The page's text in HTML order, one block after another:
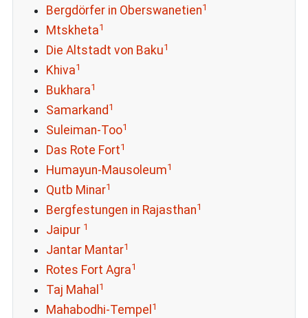
Bergdörfer in Oberswanetien1
Mtskheta1
Die Altstadt von Baku1
Khiva1
Bukhara1
Samarkand 1
Suleiman-Too1
Das Rote Fort1
Humayun-Mausoleum1
Qutb Minar1
Bergfestungen in Rajasthan1
Jaipur 1
Jantar Mantar1
Rotes Fort Agra1
Taj Mahal 1
Mahabodhi-Tempel 1